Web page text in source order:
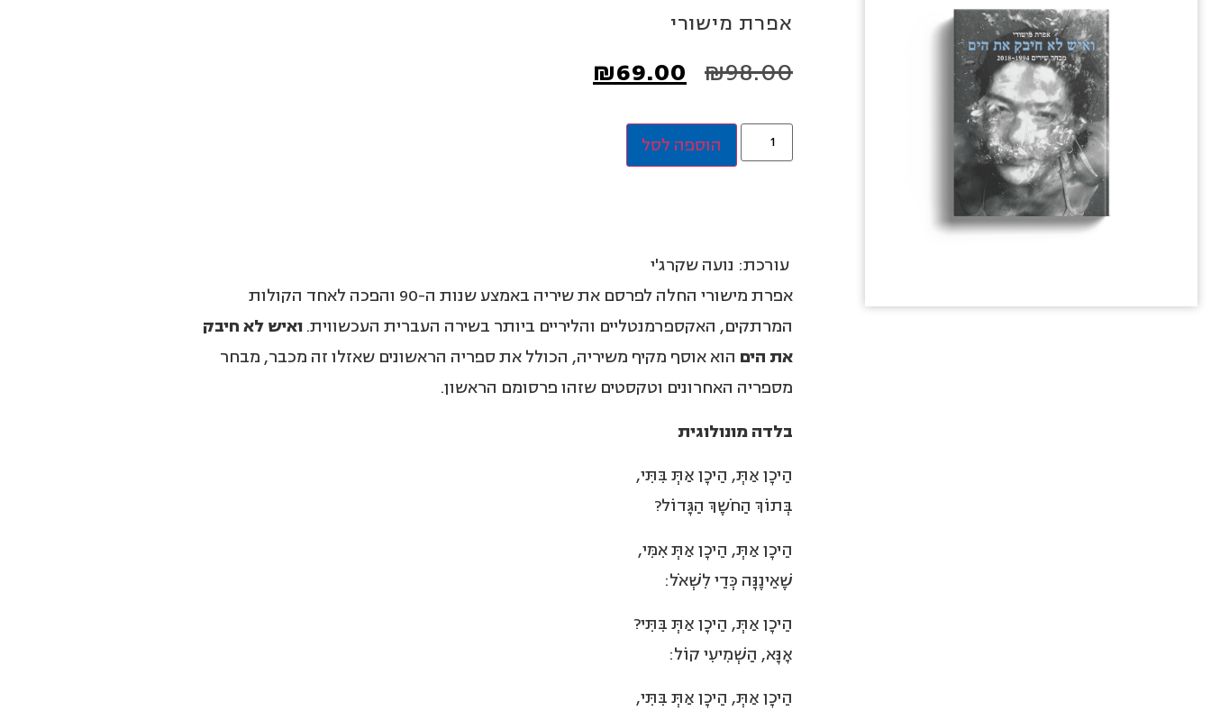
אפרת מישורי
₪98.00
₪69.00
הוספה לסל
עורכת: נועה שקרג'י
אפרת מישורי החלה לפרסם את שיריה באמצע שנות ה-90 והפכה לאחד הקולות
המרתקים, האקספרמנטליים והליריים ביותר בשירה העברית העכשווית.ואיש לא חיבק
את הים הוא אוסף מקיף משיריה, הכולל את ספריה הראשונים שאזלו זה מכבר, מבחר
מספריה האחרונים וטקסטים שזהו פרסומם הראשון.
בלדה מונולוגית
הֵיכָן אַתְּ, הֵיכָן אַתְּ בִּתִּי,
בְּתוֹךְ הַחֹשֶךְ הַגָּדוֹל?
הֵיכָן אַתְּ, הֵיכָן אַתְּ אִמִּי,
שֶׁאֵינֶנָּה כְּדֵי לִשְׁאֹל:
הֵיכָן אַתְּ, הֵיכָן אַתְּ בִּתִּי?
אָנָּא, הַשְׁמִיעִי קוֹל:
הֵיכָן אַתְּ, הֵיכָן אַתְּ בִּתִּי,